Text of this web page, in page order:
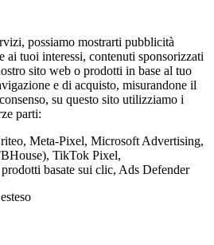
possiamo mostrarti pubblicità
ai tuoi interessi, contenuti sponsorizzati
sito web o prodotti in base al tuo
e di acquisto, misurandone il
su questo sito utilizziamo i
parti:
Meta-Pixel, Microsoft Advertising,
TikTok Pixel,
basate sui clic, Ads Defender